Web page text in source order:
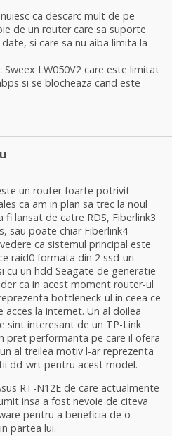
ca descarc mult de pe
de un router care sa suporte
si care sa nu aiba limita la
Sweex LW050V2 care este limitat
si se blocheaza cand este
un router foarte potrivit
ca am in plan sa trec la noul
fi lansat de catre RDS, Fiberlink3
sau poate chiar Fiberlink4
ca sistemul principal este
raid0 formata din 2 ssd-uri
cu un hdd Seagate de generatie
ca in acest moment router-ul
bottleneck-ul in ceea ce
acces la internet. Un al doilea
sint interesant de un TP-Link
pret performanta pe care il ofera
al treilea motiv l-ar reprezenta
dd-wrt pentru acest model.
RT-N12E de care actualmente
insa a fost nevoie de citeva
pentru a beneficia de o
partea lui.